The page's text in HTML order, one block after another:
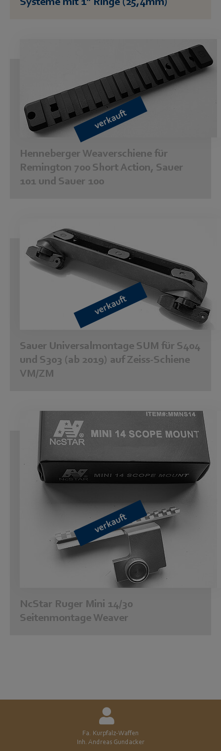
Systeme mit 1" Ringe (25,4mm)
verkauft
Henneberger Weaverschiene für
Remington 700 Short Action, Sauer
101 und Sauer 100
verkauft
Sauer Universalmontage SUM für S404
und S303 (ab 2019) auf Zeiss-Schiene
VM/ZM
verkauft
NcStar Ruger Mini 14/30
Seitenmontage Weaver
Fa. Kurpfalz-Waffen
Inh. Andreas Gundacker